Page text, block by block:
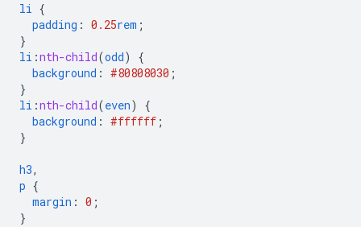
li {
padding : 0.25rem ;
}
li :nth-child(odd)
{
background : #80808030 ;
}
li :nth-child(even)
{
background : #ffffff ;
}
h3,
p {
margin : 0 ;
}